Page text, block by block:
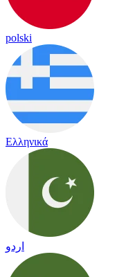
polski
Ελληνικά
اردو